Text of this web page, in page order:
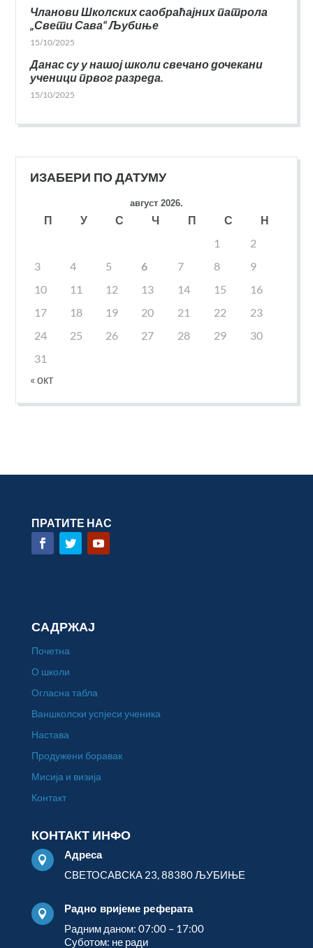
Чланови Школских саобраћајних патрола
„Свети Сава“ Љубиње
15/10/2025
Данас су у нашој школи свечано дочекани
ученици првог разреда.
15/10/2025
ИЗАБЕРИ ПО ДАТУМУ
август 2026.
П У С Ч П С
Н
1
2
3
4 5 6 7 8
9
10
11 12 13 14 15
16
17
18 19 20 21 22
23
24
25 26 27 28 29
30
31
« окт
ПРАТИТЕ НАС
САДРЖАЈ
Почетна
О школи
Огласна табла
Ваншколски успјеси ученика
Настава
Продужени боравак
Мисија и визија
Контакт
КОНТАКТ ИНФО

Адреса
СВЕТОСАВСКА 23, 88380 ЉУБИЊЕ

Радно вријеме реферата
Радним даном: 07:00 – 17:00
Суботом: не ради